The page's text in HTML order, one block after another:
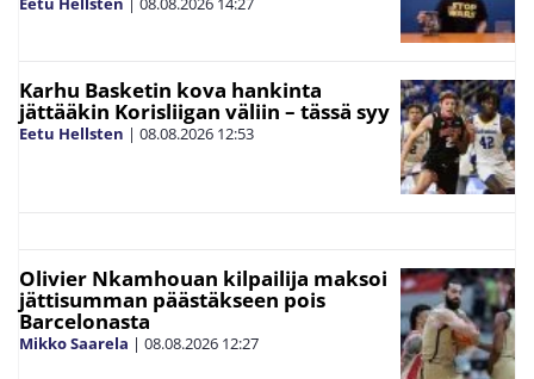
Karhu Basketin kova hankinta
jättääkin Korisliigan väliin – tässä syy
Eetu Hellsten | 08.08.2026 12:53
Olivier Nkamhouan kilpailija maksoi
jättisumman päästäkseen pois
Barcelonasta
Mikko Saarela | 08.08.2026 12:27